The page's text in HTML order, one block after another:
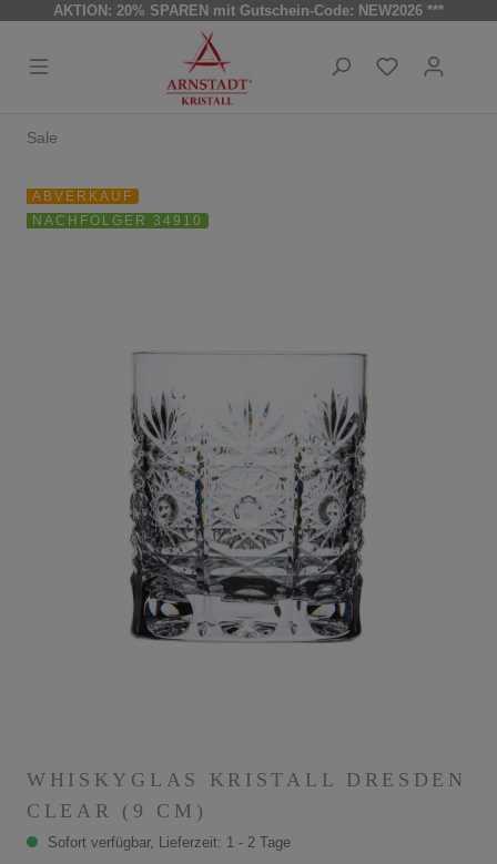
AKTION: 20% SPAREN mit Gutschein-Code: NEW2026 ***
Sale
ABVERKAUF
NACHFOLGER 34910
WHISKYGLAS KRISTALL DRESDEN
CLEAR (9 CM)
Sofort verfügbar, Lieferzeit: 1 - 2 Tage